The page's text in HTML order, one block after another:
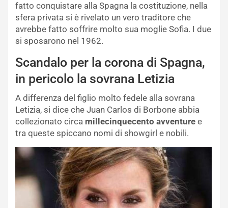
fatto conquistare alla Spagna la costituzione, nella
sfera privata si è rivelato un vero traditore che
avrebbe fatto soffrire molto sua moglie Sofia. I due
si sposarono nel 1962.
Scandalo per la corona di Spagna,
in pericolo la sovrana Letizia
A differenza del figlio molto fedele alla sovrana
Letizia, si dice che Juan Carlos di Borbone abbia
collezionato circa millecinquecento avventure e
tra queste spiccano nomi di showgirl e nobili.